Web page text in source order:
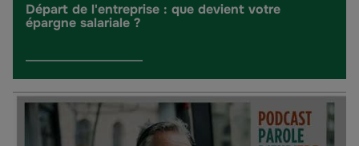
Départ de l'entreprise : que devient votre
épargne salariale ?